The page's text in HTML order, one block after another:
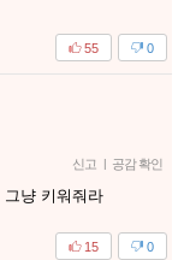
0
55
신고 | 공감 확인
냥 키워줘라
0
15